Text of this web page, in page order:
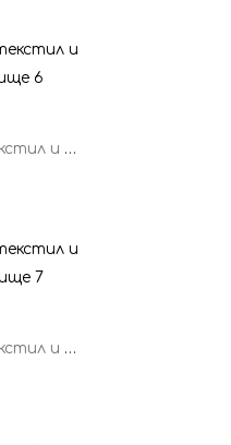
Бродиран пач за дрехи текстил и тениски - Черно чудовище 6
Бродиран пач за дрехи текстил и тениски - Черно чудовище 7